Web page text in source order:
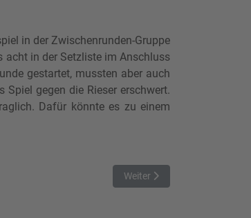
in der Zwischenrunden-Gruppe
acht in der Setzliste im Anschluss
gestartet, mussten aber auch
gegen die Rieser erschwert.
Dafür könnte es zu einem
Nächster Beitrag: München
Weiter